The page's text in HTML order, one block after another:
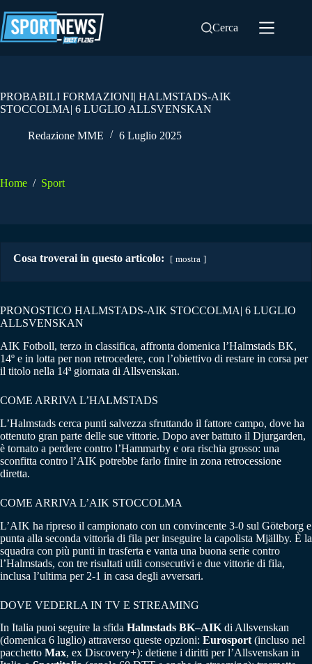
al
contenuto
Cerca
PROBABILI FORMAZIONI| HALMSTADS-AIK
STOCCOLMA| 6 LUGLIO ALLSVENSKAN
Redazione MME 6 Luglio 2025
Home / Sport
Cosa troverai in questo articolo: mostra
PRONOSTICO HALMSTADS-AIK STOCCOLMA| 6 LUGLIO
ALLSVENSKAN
AIK Fotboll, terzo in classifica, affronta domenica l’Halmstads BK,
14º e in lotta per non retrocedere, con l’obiettivo di restare in corsa per
il titolo nella 14ª giornata di Allsvenskan.
COME ARRIVA L’HALMSTADS
L’Halmstads cerca punti salvezza sfruttando il fattore campo, dove ha
ottenuto gran parte delle sue vittorie. Dopo aver battuto il Djurgarden,
è tornato a perdere contro l’Hammarby e ora rischia grosso: una
sconfitta contro l’AIK potrebbe farlo finire in zona retrocessione
diretta.
COME ARRIVA L’AIK STOCCOLMA
L’AIK ha ripreso il campionato con un convincente 3-0 sul Göteborg e
punta alla seconda vittoria di fila per inseguire la capolista Mjällby. È la
squadra con più punti in trasferta e vanta una buona serie contro
l’Halmstads, con tre risultati utili consecutivi e due vittorie di fila,
inclusa l’ultima per 2-1 in casa degli avversari.
DOVE VEDERLA IN TV E STREAMING
In Italia puoi seguire la sfida Halmstads BK–AIKdi Allsvenskan
(domenica 6 luglio) attraverso queste opzioni: Eurosport(incluso nel
pacchetto Max, ex Discovery+): detiene i diritti per l’Allsvenskan in